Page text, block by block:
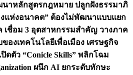
นาหลักสูตรกฎหมาย ปลูกฝังธรรมาภิ
งแห่งอนาคต” ต้องไม่พัฒนาแบบแยก
เชื่อม 3 อุตสาหกรรมสำคัญ วางภาค
งเทคโนโลยีเพื่อเมือง เศรษฐกิจ
ปิดตัว “Conicle Skills” พลิกโฉม
ผนึก AI ยกระดับทักษะ